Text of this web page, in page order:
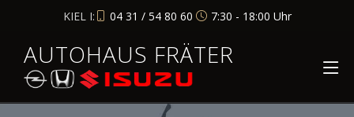
KIEL I: 04 31 / 54 80 60 7:30 - 18:00 Uhr
AUTOHAUS FRÄTER